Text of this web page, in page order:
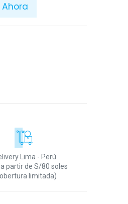
Lima - Perú
partir de S/80 soles
limitada)